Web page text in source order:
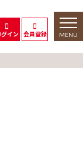
グイン 会員登録
toggle